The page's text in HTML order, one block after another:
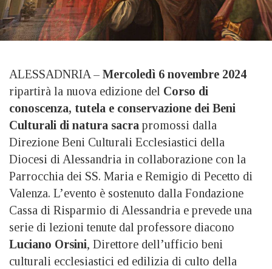
ALESSADNRIA – Mercoledì 6 novembre 2024
ripartirà la nuova edizione del Corso di
conoscenza, tutela e conservazione dei Beni
Culturali di natura sacra promossi dalla
Direzione Beni Culturali Ecclesiastici della
Diocesi di Alessandria in collaborazione con la
Parrocchia dei SS. Maria e Remigio di Pecetto di
Valenza. L’evento è sostenuto dalla Fondazione
Cassa di Risparmio di Alessandria e prevede una
serie di lezioni tenute dal professore diacono
Luciano Orsini, Direttore dell’ufficio beni
culturali ecclesiastici ed edilizia di culto della